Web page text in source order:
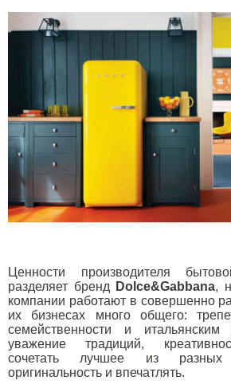
Ценности производителя
разделяет бренд
Dolce&Gabbana,
компании работают в совершенно
их бизнесах много общего:
семейственности и итальянским
уважение традиций,
сочетать лучшее из разных
оригинальность и впечатлять.